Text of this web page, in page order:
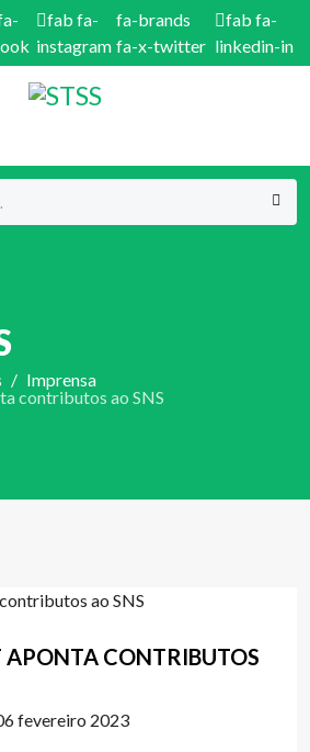
fab fa-
instagram
fa-brands
fa-x-twitter
fab fa-
linkedin-in
Imprensa
contributos ao SNS
APONTA CONTRIBUTOS
fevereiro 2023